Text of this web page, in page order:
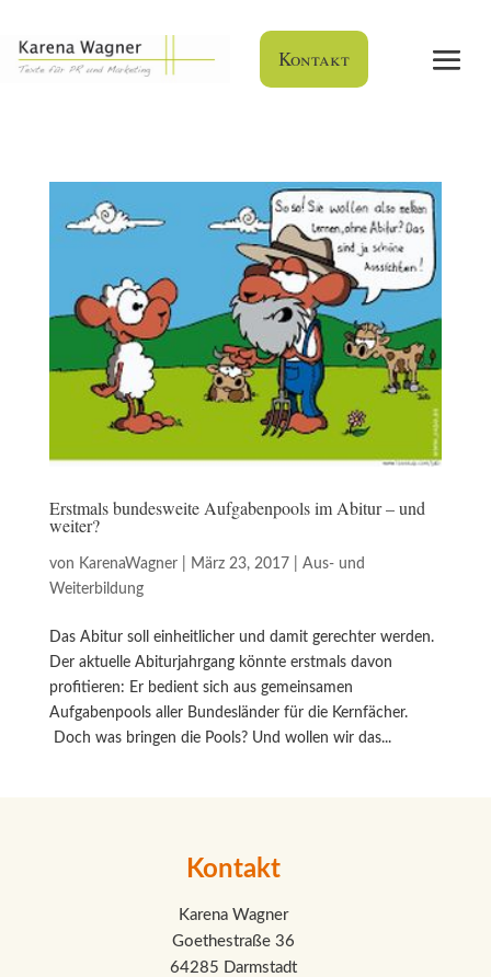
Kontakt
Erstmals bundesweite Aufgabenpools im Abitur – und
weiter?
von KarenaWagner| März 23, 2017| Aus- und
Weiterbildung
Das Abitur soll einheitlicher und damit gerechter werden.
Der aktuelle Abiturjahrgang könnte erstmals davon
profitieren: Er bedient sich aus gemeinsamen
Aufgabenpools aller Bundesländer für die Kernfächer.
Doch was bringen die Pools? Und wollen wir das...
Kontakt
Karena Wagner
Goethestraße 36
64285 Darmstadt